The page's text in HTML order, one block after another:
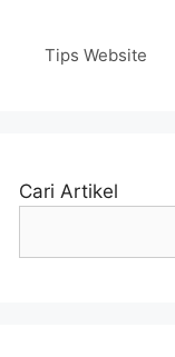
Tips Website
Cari Artikel